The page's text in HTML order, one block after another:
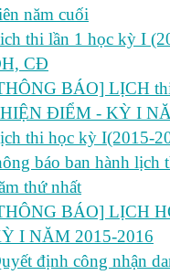
năm cuối
thi lần 1 học kỳ I
CĐ
BÁO] LỊCH
ĐIỂM - KỲ I
thi học kỳ I(2015-
báo ban hành
thứ nhất
BÁO] LỊCH
I NĂM 2015-2016
định công nhận